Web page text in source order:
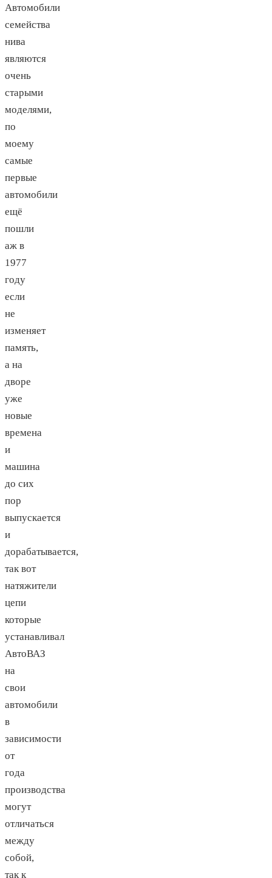
Автомобили
семейства
нива
являются
очень
старыми
моделями,
по
моему
самые
первые
автомобили
ещё
пошли
аж в
1977
году
если
не
изменяет
память,
а на
дворе
уже
новые
времена
и
машина
до сих
пор
выпускается
и
дорабатывается,
так вот
натяжители
цепи
которые
устанавливал
АвтоВАЗ
на
свои
автомобили
в
зависимости
от
года
производства
могут
отличаться
между
собой,
так к